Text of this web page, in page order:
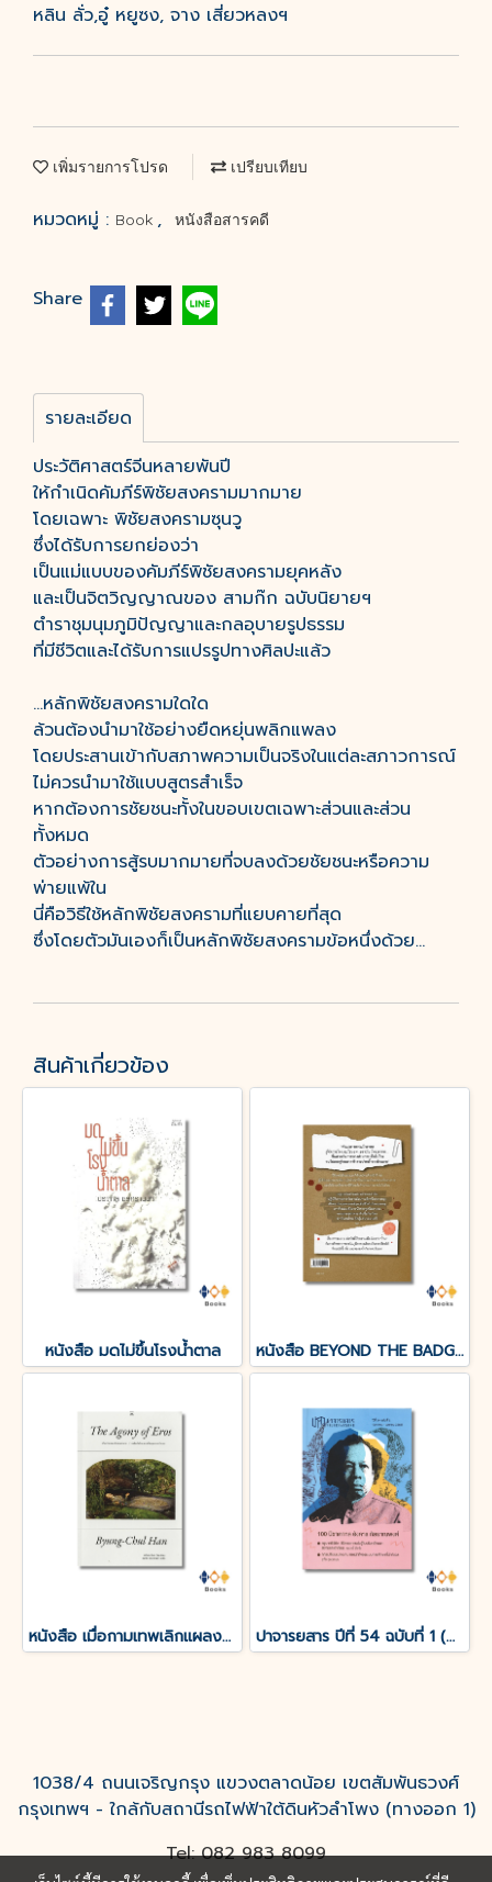
หลิน ลั่ว,อู๋ หยูซง, จาง เสี่ยวหลงฯ
เพิ่มรายการโปรด เปรียบเทียบ
หมวดหมู่ : Book , หนังสือสารคดี
Share
รายละเอียด
ประวัติศาสตร์จีนหลายพันปี
ให้กำเนิดคัมภีร์พิชัยสงครามมากมาย
โดยเฉพาะ พิชัยสงครามซุนวู
ซึ่งได้รับการยกย่องว่า
เป็นแม่แบบของคัมภีร์พิชัยสงครามยุคหลัง
และเป็นจิตวิญญาณของ สามก๊ก ฉบับนิยายฯ
ตำราชุมนุมภูมิปัญญาและกลอุบายรูปธรรม
ที่มีชีวิตและได้รับการแปรรูปทางศิลปะแล้ว
...หลักพิชัยสงครามใดใด
ล้วนต้องนำมาใช้อย่างยืดหยุ่นพลิกแพลง
โดยประสานเข้ากับสภาพความเป็นจริงในแต่ละสภาวการณ์
ไม่ควรนำมาใช้แบบสูตรสำเร็จ
หากต้องการชัยชนะทั้งในขอบเขตเฉพาะส่วนและส่วน
ทั้งหมด
ตัวอย่างการสู้รบมากมายที่จบลงด้วยชัยชนะหรือความ
พ่ายแพ้ใน
นี่คือวิธีใช้หลักพิชัยสงครามที่แยบคายที่สุด
ซึ่งโดยตัวมันเองก็เป็นหลักพิชัยสงครามข้อหนึ่งด้วย...
สินค้าเกี่ยวข้อง
หนังสือ มดไม่ขึ้นโรงน้ำตาล หนังสือ BEYOND THE BADGE เปิดแฟ้มคดีลับ?FBI THAILAND
หนังสือ เมื่อกามเทพเลิกแผลงศร (The Agony of Eros) ปาจารยสาร ปีที่ 54 ฉบับที่ 1 (ม.ค. – เม.ย. 2568) ฉบับ 100 ปีชาตกาล อังคาร กัลยาณพงศ์
1038/4 ถนนเจริญกรุง แขวงตลาดน้อย เขตสัมพันธวงศ์
กรุงเทพฯ - ใกล้กับสถานีรถไฟฟ้าใต้ดินหัวลำโพง (ทางออก 1)
Tel: 082 983 8099